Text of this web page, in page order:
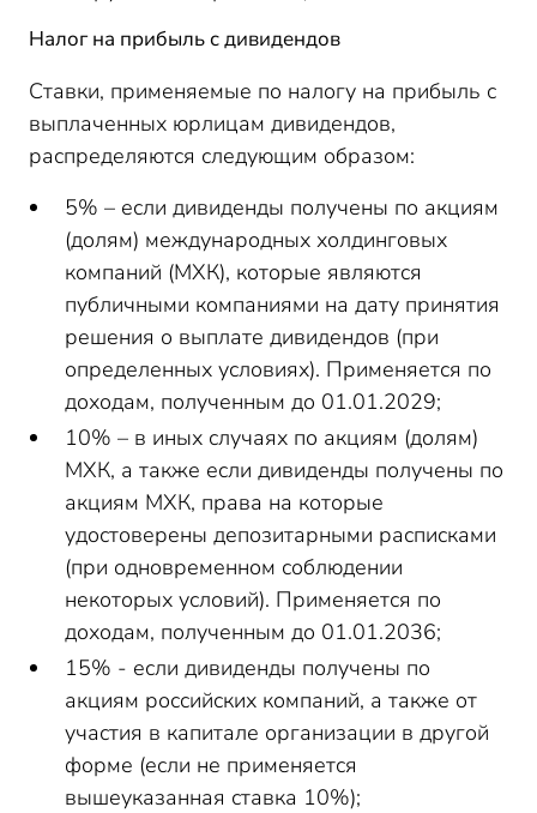
Налог на прибыль с дивидендов
Ставки, применяемые по налогу на прибыль с
выплаченных юрлицам дивидендов,
распределяются следующим образом:
5% – если дивиденды получены по акциям
(долям) международных холдинговых
компаний (МХК), которые являются
публичными компаниями на дату принятия
решения о выплате дивидендов (при
определенных условиях). Применяется по
доходам, полученным до 01.01.2029;
10% – в иных случаях по акциям (долям)
МХК, а также если дивиденды получены по
акциям МХК, права на которые
удостоверены депозитарными расписками
(при одновременном соблюдении
некоторых условий). Применяется по
доходам, полученным до 01.01.2036;
15% - если дивиденды получены по
акциям российских компаний, а также от
участия в капитале организации в другой
форме (если не применяется
вышеуказанная ставка 10%);